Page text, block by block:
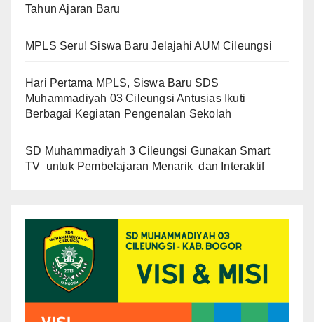
Tahun Ajaran Baru
MPLS Seru! Siswa Baru Jelajahi AUM Cileungsi
Hari Pertama MPLS, Siswa Baru SDS
Muhammadiyah 03 Cileungsi Antusias Ikuti
Berbagai Kegiatan Pengenalan Sekolah
SD Muhammadiyah 3 Cileungsi Gunakan Smart
TV untuk Pembelajaran Menarik dan Interaktif